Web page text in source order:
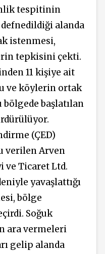
tespitinin
alanda
istenmesi,
tepkisini çekti.
11 kişiye ait
ve köylerin ortak
başlatılan
(ÇED)
verilen Arven
ve Ticaret Ltd.
yavaşlattığı
bölge
Soğuk
ara vermeleri
gelip alanda